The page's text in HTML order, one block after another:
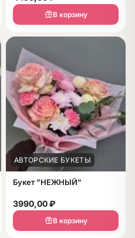
В корзину
АВТОРСКИЕ БУКЕТЫ
Букет "НЕЖНЫЙ"
3990,00₽
В корзину